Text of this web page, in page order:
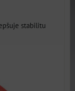
stabilitu